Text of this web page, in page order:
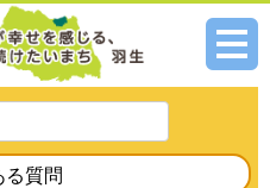
メニ
る質問